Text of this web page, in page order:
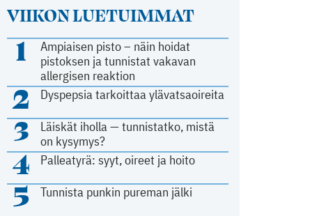
VIIKON LUETUIMMAT
1
Ampiaisen pisto – näin hoidat
pistoksen ja tunnistat vakavan
allergisen reaktion
2 Dyspepsia tarkoittaa ylävatsaoireita
3
Läiskät iholla — tunnistatko, mistä
on kysymys?
4 Palleatyrä: syyt, oireet ja hoito
5 Tunnista punkin pureman jälki